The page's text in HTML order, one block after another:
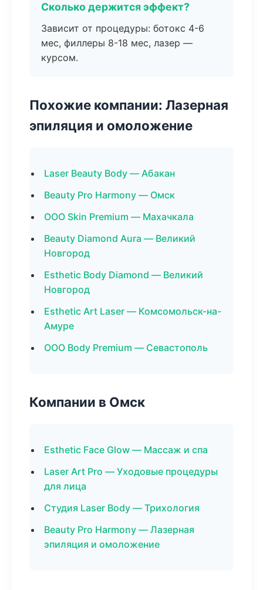
Сколько держится эффект?
Зависит от процедуры: ботокс 4-6
мес, филлеры 8-18 мес, лазер —
курсом.
Похожие компании: Лазерная
эпиляция и омоложение
Laser Beauty Body — Абакан
Beauty Pro Harmony — Омск
ООО Skin Premium — Махачкала
Beauty Diamond Aura — Великий
Новгород
Esthetic Body Diamond — Великий
Новгород
Esthetic Art Laser — Комсомольск-на-
Амуре
ООО Body Premium — Севастополь
Компании в Омск
Esthetic Face Glow — Массаж и спа
Laser Art Pro — Уходовые процедуры
для лица
Студия Laser Body — Трихология
Beauty Pro Harmony — Лазерная
эпиляция и омоложение